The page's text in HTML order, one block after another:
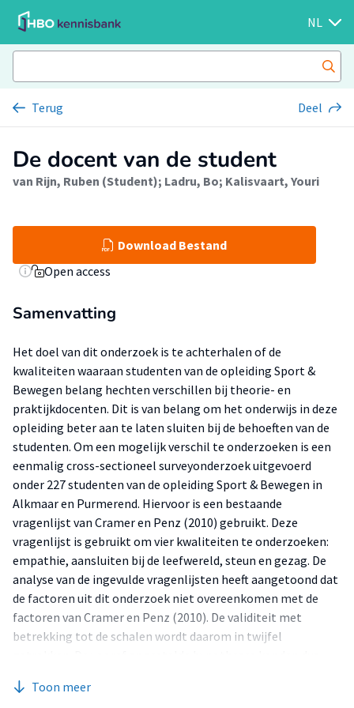
NL
Terug Deel
De docent van de student
van Rijn, Ruben (Student); Ladru, Bo; Kalisvaart, Youri
Download Bestand
Open access
Samenvatting
Het doel van dit onderzoek is te achterhalen of de
kwaliteiten waaraan studenten van de opleiding Sport &
Bewegen belang hechten verschillen bij theorie- en
praktijkdocenten. Dit is van belang om het onderwijs in deze
opleiding beter aan te laten sluiten bij de behoeften van de
studenten. Om een mogelijk verschil te onderzoeken is een
eenmalig cross-sectioneel surveyonderzoek uitgevoerd
onder 227 studenten van de opleiding Sport & Bewegen in
Alkmaar en Purmerend. Hiervoor is een bestaande
vragenlijst van Cramer en Penz (2010) gebruikt. Deze
vragenlijst is gebruikt om vier kwaliteiten te onderzoeken:
empathie, aansluiten bij de leefwereld, steun en gezag. De
analyse van de ingevulde vragenlijsten heeft aangetoond dat
de factoren uit dit onderzoek niet overeenkomen met de
factoren van Cramer en Penz (2010). De validiteit met
betrekking tot de schalen wordt daarom in twijfel
desondanks afzonderlijk geanalyseerd. Vijf van deze
Toon meer